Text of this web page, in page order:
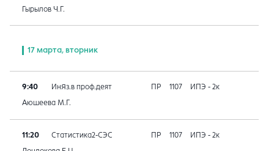
Гырылов Ч.Г.
17 марта, вторник
9:40 ИнЯз.в проф.деят ПР 1107 ИПЭ - 2к
Аюшеева М.Г.
11:20 Статистика2-СЭС ПР 1107 ИПЭ - 2к